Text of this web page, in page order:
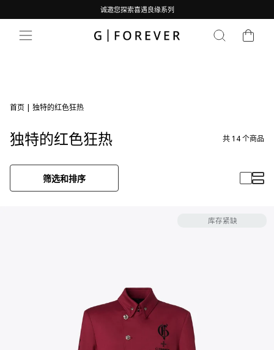
到
暂
停
诚邀您探索喜遇良缘系列
网站导航 搜索
购物车
首页 | 独特的红色狂热
独特的红色狂热 共 14个商品
筛选和排序
库存紧缺